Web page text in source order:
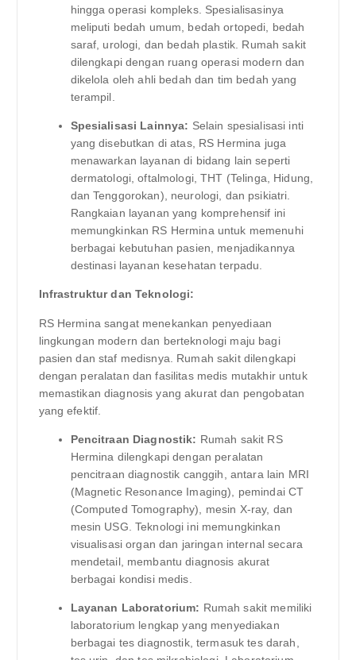
hingga operasi kompleks. Spesialisasinya
meliputi bedah umum, bedah ortopedi, bedah
saraf, urologi, dan bedah plastik. Rumah sakit
dilengkapi dengan ruang operasi modern dan
dikelola oleh ahli bedah dan tim bedah yang
terampil.
Spesialisasi Lainnya: Selain spesialisasi inti
yang disebutkan di atas, RS Hermina juga
menawarkan layanan di bidang lain seperti
dermatologi, oftalmologi, THT (Telinga, Hidung,
dan Tenggorokan), neurologi, dan psikiatri.
Rangkaian layanan yang komprehensif ini
memungkinkan RS Hermina untuk memenuhi
berbagai kebutuhan pasien, menjadikannya
destinasi layanan kesehatan terpadu.
Infrastruktur dan Teknologi:
RS Hermina sangat menekankan penyediaan
lingkungan modern dan berteknologi maju bagi
pasien dan staf medisnya. Rumah sakit dilengkapi
dengan peralatan dan fasilitas medis mutakhir untuk
memastikan diagnosis yang akurat dan pengobatan
yang efektif.
Pencitraan Diagnostik: Rumah sakit RS
Hermina dilengkapi dengan peralatan
pencitraan diagnostik canggih, antara lain MRI
(Magnetic Resonance Imaging), pemindai CT
(Computed Tomography), mesin X-ray, dan
mesin USG. Teknologi ini memungkinkan
visualisasi organ dan jaringan internal secara
mendetail, membantu diagnosis akurat
berbagai kondisi medis.
Layanan Laboratorium: Rumah sakit memiliki
laboratorium lengkap yang menyediakan
berbagai tes diagnostik, termasuk tes darah,